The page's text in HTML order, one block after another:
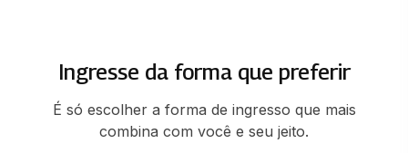
OCUPACIONAL I
TERAPIA OCUP. EM
Ingresse da forma que preferir
É só escolher a forma de ingresso que mais
combina com você e seu jeito.